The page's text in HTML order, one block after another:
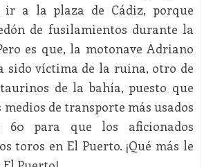
ir a la plaza de Cádiz, porque
de fusilamientos durante la
es que, la motonave Adriano
sido víctima de la ruina, otro de
de la bahía, puesto que
medios de transporte más usados
60 para que los aficionados
toros en El Puerto. ¡Qué más le